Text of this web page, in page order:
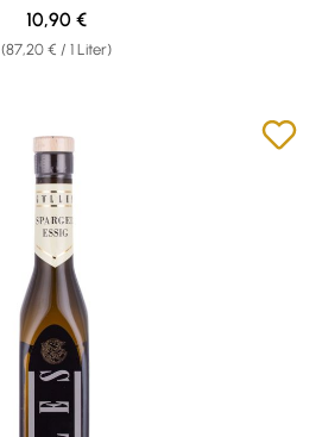
(87,20 € / 1 Liter)
Regulärer Preis:
10,90 €